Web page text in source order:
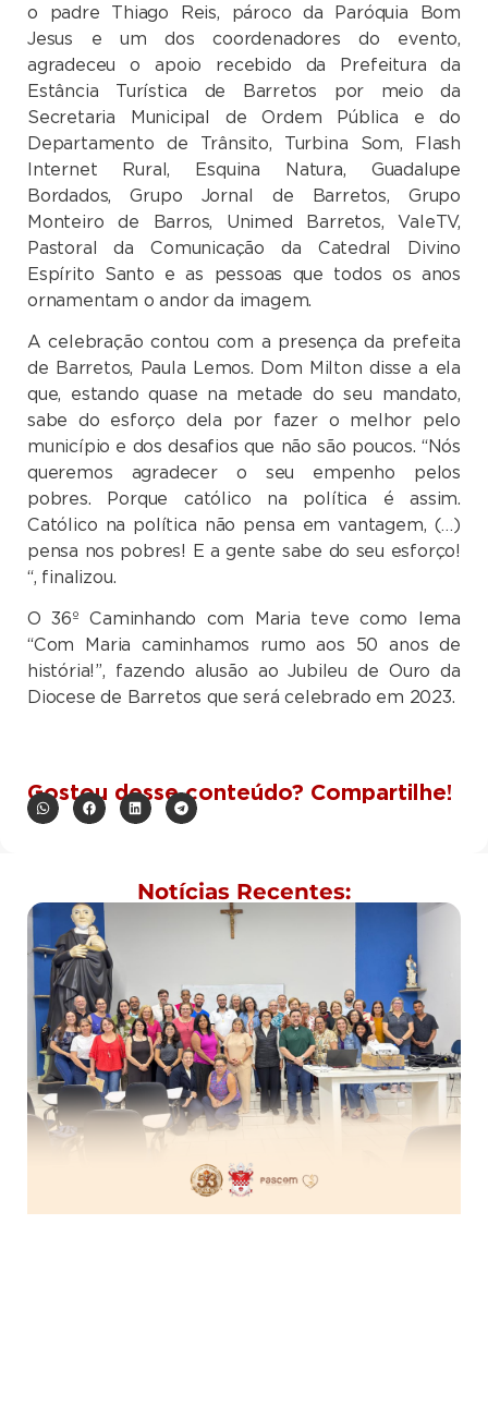
o padre Thiago Reis, pároco da Paróquia Bom
Jesus e um dos coordenadores do evento,
agradeceu o apoio recebido da Prefeitura da
Estância Turística de Barretos por meio da
Secretaria Municipal de Ordem Pública e do
Departamento de Trânsito, Turbina Som, Flash
Internet Rural, Esquina Natura, Guadalupe
Bordados, Grupo Jornal de Barretos, Grupo
Monteiro de Barros, Unimed Barretos, ValeTV,
Pastoral da Comunicação da Catedral Divino
Espírito Santo e as pessoas que todos os anos
ornamentam o andor da imagem.
A celebração contou com a presença da prefeita
de Barretos, Paula Lemos. Dom Milton disse a ela
que, estando quase na metade do seu mandato,
sabe do esforço dela por fazer o melhor pelo
município e dos desafios que não são poucos. “Nós
queremos agradecer o seu empenho pelos
pobres. Porque católico na política é assim.
Católico na política não pensa em vantagem, (…)
pensa nos pobres! E a gente sabe do seu esforço!
“, finalizou.
O 36º Caminhando com Maria teve como lema
“Com Maria caminhamos rumo aos 50 anos de
história!”, fazendo alusão ao Jubileu de Ouro da
Diocese de Barretos que será celebrado em 2023.
Gostou desse conteúdo? Compartilhe!
Notícias Recentes: